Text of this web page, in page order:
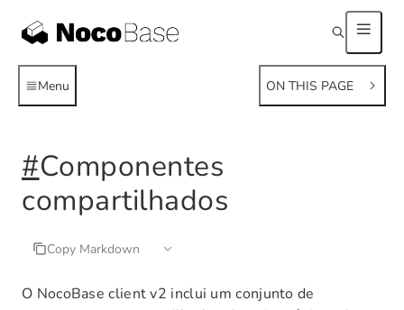
Menu ON THIS PAGE
#Componentes
compartilhados
Copy Markdown
O NocoBase client v2 inclui um conjunto de